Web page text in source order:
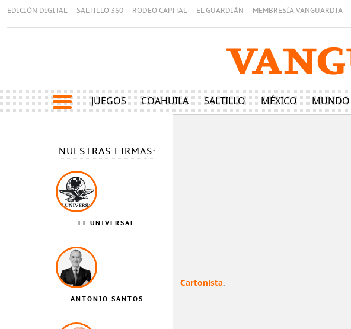
EDICIÓN DIGITAL SALTILLO 360 RODEO CAPITAL EL GUARDIÁN MEMBRESÍA VANGUARDIA
JUEGOS COAHUILA SALTILLO MÉXICO MUNDO
NUESTRAS FIRMAS:
EL UNIVERSAL
ANTONIO SANTOS
Cartonista.